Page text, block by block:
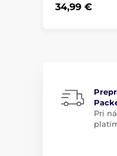
34,99 €
Pri